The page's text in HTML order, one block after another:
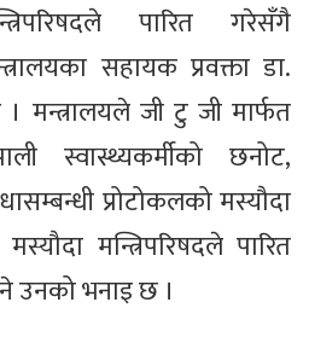
पारित गरेसँगै
सहायक प्रवक्ता डा.
मन्त्रालयले जी टु जी मार्फत
स्वास्थ्यकर्मीको छनोट,
प्रोटोकलको मस्यौदा
मन्त्रिपरिषदले पारित
उनको भनाइ छ ।